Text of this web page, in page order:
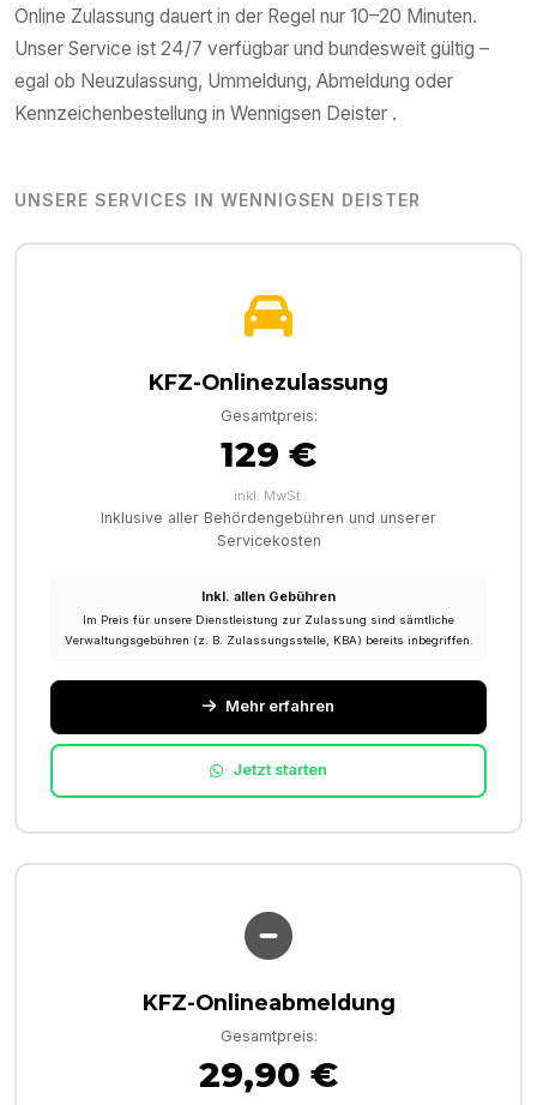
Online Zulassung dauert in der Regel nur 10–20 Minuten.
Unser Service ist 24/7 verfügbar und bundesweit gültig –
egal ob Neuzulassung, Ummeldung, Abmeldung oder
Kennzeichenbestellung in Wennigsen Deister .
UNSERE SERVICES IN WENNIGSEN DEISTER
KFZ-Onlinezulassung
Gesamtpreis:
129 €
inkl. MwSt.
Inklusive aller Behördengebühren und unserer
Servicekosten
Inkl. allen Gebühren
Im Preis für unsere Dienstleistung zur Zulassung sind sämtliche
Verwaltungsgebühren (z. B. Zulassungsstelle, KBA) bereits inbegriffen.
Mehr erfahren
Jetzt starten
KFZ-Onlineabmeldung
Gesamtpreis:
29,90 €